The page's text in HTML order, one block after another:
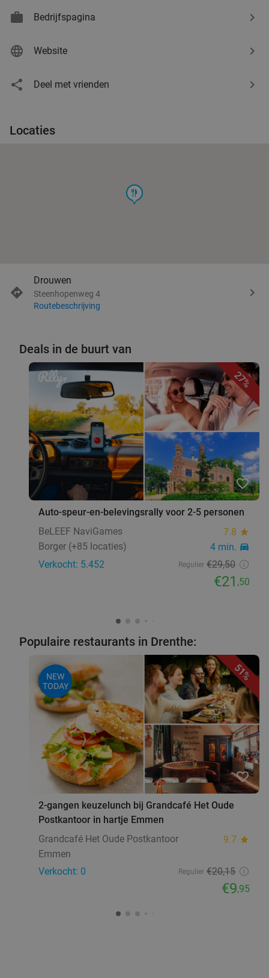
Bedrijfspagina
Website
Deel met vrienden
Locaties
food
Drouwen
Steenhopenweg 4
Routebeschrijving
Deals in de buurt van
27%
favorite_border
Auto-speur-en-belevingsrally voor 2-5 personen
BeLEEF NaviGames
7.8 star
Borger (+85 locaties) 4 min. directions_car
Verkocht: 5.452 Regulier €29,50
€21 ,50
Populaire restaurants in Drenthe:
51%
NEW
TODAY
favorite_border
2-gangen keuzelunch bij Grandcafé Het Oude
Postkantoor in hartje Emmen
Grandcafé Het Oude Postkantoor
9.7 star
Emmen
Verkocht: 0
Regulier €20,15
€9,95